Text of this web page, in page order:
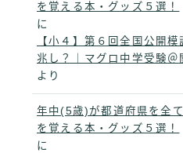
を覚える本・グッズ５選！
に
【小４】第６回全国公開
兆し？｜マグロ中学受験＠
より
年中(5歳)が都道府県を全
を覚える本・グッズ５選！
に